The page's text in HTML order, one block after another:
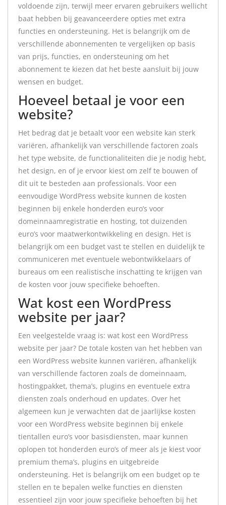
voldoende zijn, terwijl meer ervaren gebruikers wellicht
baat hebben bij geavanceerdere opties met extra
functies en ondersteuning. Het is belangrijk om de
verschillende abonnementen te vergelijken op basis
van prijs, functies, en ondersteuning om het
abonnement te kiezen dat het beste aansluit bij jouw
wensen en budget.
Hoeveel betaal je voor een
website?
Het bedrag dat je betaalt voor een website kan sterk
variëren, afhankelijk van verschillende factoren zoals
het type website, de functionaliteiten die je nodig hebt,
het design, en of je ervoor kiest om zelf te bouwen of
dit uit te besteden aan professionals. Voor een
eenvoudige WordPress website kunnen de kosten
beginnen bij enkele honderden euro’s voor
domeinnaamregistratie en hosting, tot duizenden
euro’s voor maatwerkontwikkeling en design. Het is
belangrijk om een budget vast te stellen en duidelijk te
communiceren met eventuele webontwikkelaars of
bureaus om een realistische inschatting te krijgen van
de kosten voor jouw specifieke behoeften.
Wat kost een WordPress
website per jaar?
Een veelgestelde vraag is: wat kost een WordPress
website per jaar? De totale kosten van het hebben van
een WordPress website kunnen variëren, afhankelijk
van verschillende factoren zoals de domeinnaam,
hostingpakket, thema’s, plugins en eventuele extra
diensten zoals onderhoud en updates. Over het
algemeen kun je verwachten dat de jaarlijkse kosten
voor een WordPress website beginnen bij enkele
tientallen euro’s voor basisdiensten, maar kunnen
oplopen tot honderden euro’s of meer als je kiest voor
premium thema’s, plugins en uitgebreide
ondersteuning. Het is belangrijk om een budget op te
stellen en te bepalen welke functies en diensten
essentieel zijn voor jouw specifieke behoeften bij het